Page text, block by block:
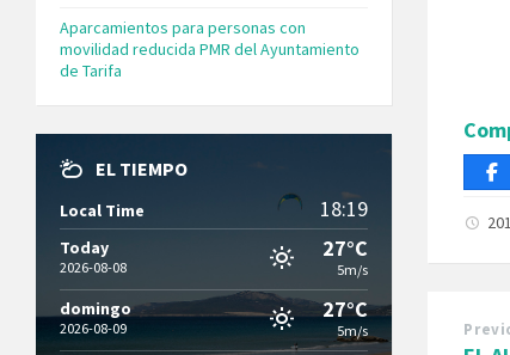
Aparcamientos para personas con
movilidad reducida PMR del Ayuntamiento
de Tarifa
EL TIEMPO
Local Time 18:19
Today
2026-08-08
27°C
5m/s
domingo
2026-08-09
27°C
5m/s